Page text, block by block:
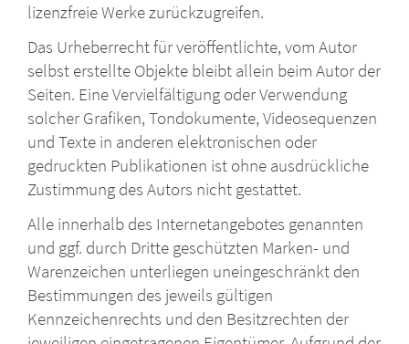
lizenzfreie Werke zurückzugreifen.
Das Urheberrecht für veröffentlichte, vom Autor
selbst erstellte Objekte bleibt allein beim Autor der
Seiten. Eine Vervielfältigung oder Verwendung
solcher Grafiken, Tondokumente, Videosequenzen
und Texte in anderen elektronischen oder
gedruckten Publikationen ist ohne ausdrückliche
Zustimmung des Autors nicht gestattet.
Alle innerhalb des Internetangebotes genannten
und ggf. durch Dritte geschützten Marken- und
Warenzeichen unterliegen uneingeschränkt den
Bestimmungen des jeweils gültigen
Kennzeichenrechts und den Besitzrechten der